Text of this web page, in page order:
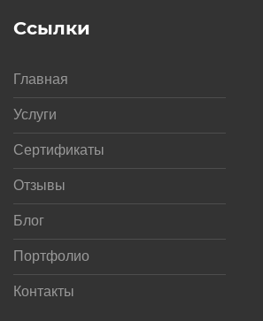
Ссылки
Главная
Услуги
Сертификаты
Отзывы
Блог
Портфолио
Контакты